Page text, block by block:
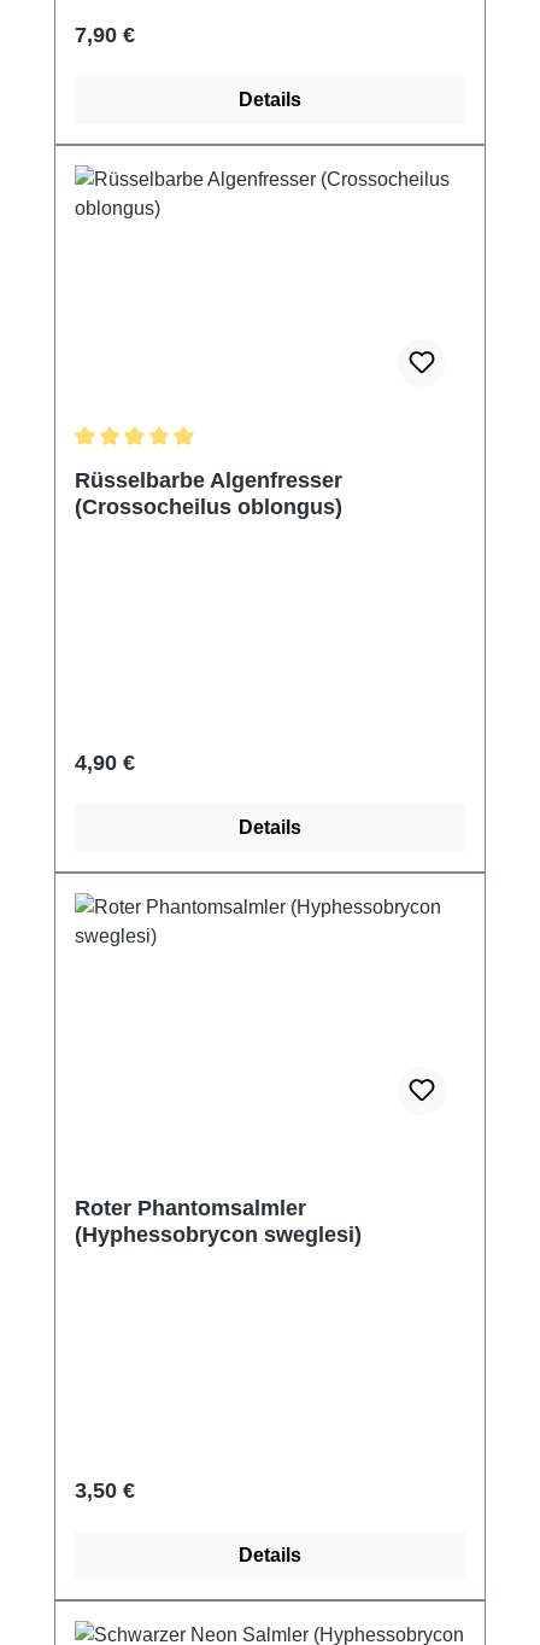
Regulärer Preis:
7,90 €
Details
Rüsselbarbe Algenfresser
(Crossocheilus oblongus)
Regulärer Preis:
4,90 €
Details
Roter Phantomsalmler
(Hyphessobrycon sweglesi)
Regulärer Preis:
3,50 €
Details